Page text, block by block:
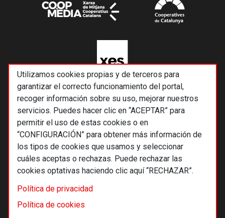
Utilizamos cookies propias y de terceros para
garantizar el correcto funcionamiento del portal,
recoger información sobre su uso, mejorar nuestros
servicios. Puedes hacer clic en “ACEPTAR” para
permitir el uso de estas cookies o en
“CONFIGURACIÓN” para obtener más información de
los tipos de cookies que usamos y seleccionar
cuáles aceptas o rechazas. Puede rechazar las
cookies optativas haciendo clic aquí “RECHAZAR”.
Política de privacidad
Política de cookies
© 2026 Alternativas económicas SCCL
Footer
Términos y condiciones de uso